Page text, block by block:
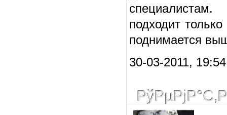
подходит
поднимается
30-03-2011,